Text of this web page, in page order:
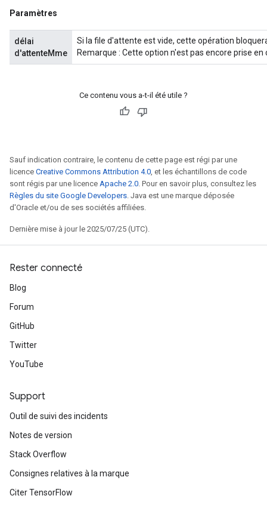
Paramètres
délai
d'attenteMme
Si la file d'attente est vide, cette opération
Remarque : Cette option n'est pas encore prise en
Ce contenu vous a-t-il été utile ?
Sauf indication contraire, le contenu de cette page est régi par une
licence Creative Commons Attribution 4.0, et les échantillons de code
sont régis par une licence Apache 2.0. Pour en savoir plus, consultez les
Règles du site Google Developers. Java est une marque déposée
d'Oracle et/ou de ses sociétés affiliées.
Dernière mise à jour le 2025/07/25 (UTC).
Rester connecté
Blog
Forum
GitHub
Twitter
YouTube
Support
Outil de suivi des incidents
Notes de version
Stack Overflow
Consignes relatives à la marque
Citer TensorFlow